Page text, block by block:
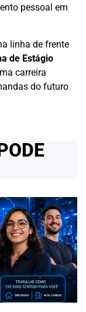
pessoal em
linha de frente
de Estágio
carreira
do futuro